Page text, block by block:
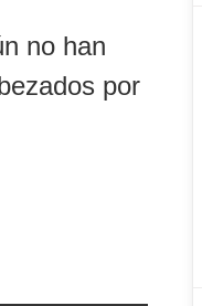
no han
por